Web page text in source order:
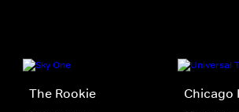
The Rookie Chicago